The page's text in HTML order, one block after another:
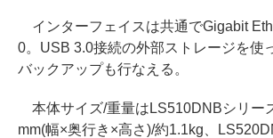
インターフェイスは共通でGigabit
0。USB 3.0接続の外部ストレージを使
バックアップも行なえる。
本体サイズ/重量はLS510DNBシリー
mm(幅×奥行き×高さ)/約1.1kg、